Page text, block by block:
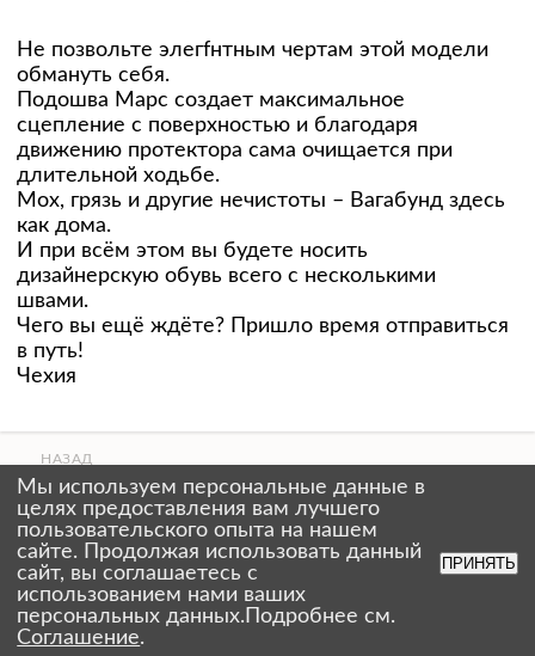
Не позвольте элегfнтным чертам этой модели
обмануть себя.
Подошва Марс создает максимальное
сцепление с поверхностью и благодаря
движению протектора сама очищается при
длительной ходьбе.
Мох, грязь и другие нечистоты – Вагабунд здесь
как дома.
И при всём этом вы будете носить
дизайнерскую обувь всего с несколькими
швами.
Чего вы ещё ждёте? Пришло время отправиться
в путь!
Чехия
НАЗАД
СТРАНИЦЫ
prapornato@gmail.com
Мы используем персональные данные в
целях предоставления вам лучшего
пользовательского опыта на нашем
сайте. Продолжая использовать данный
сайт, вы соглашаетесь с
использованием нами ваших
персональных данных.Подробнее см.
Соглашение.
ПРИНЯТЬ